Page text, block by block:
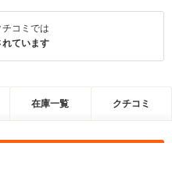
コミでは
れています
在庫一覧 クチコミ